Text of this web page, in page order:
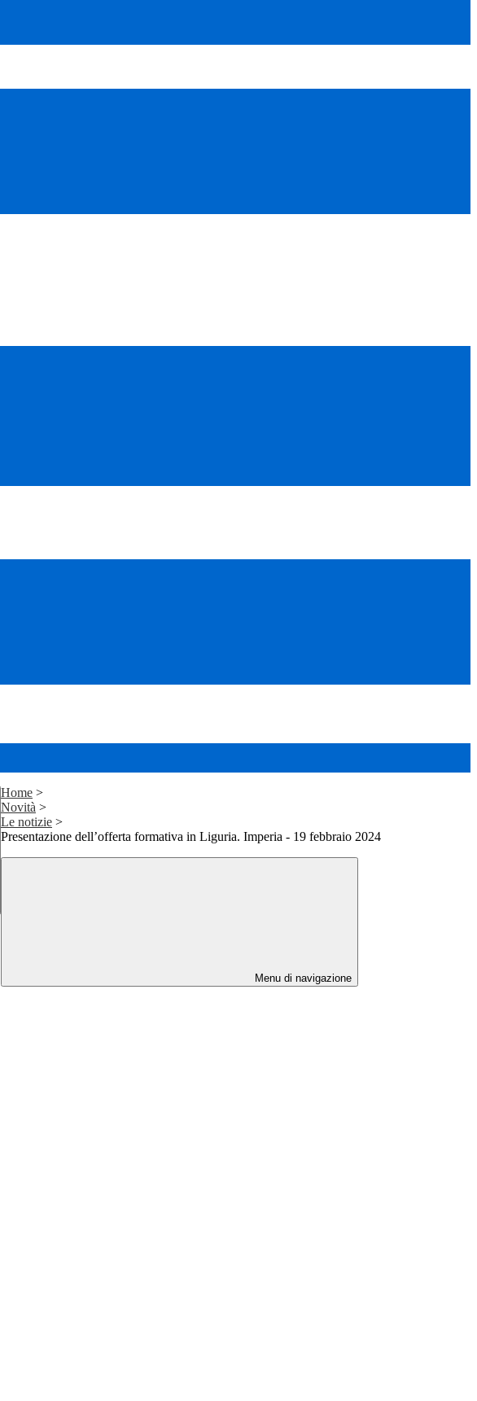
Home >
Novità >
Le notizie >
Presentazione dell’offerta formativa in Liguria. Imperia - 19 febbraio 2024
Menu di navigazione